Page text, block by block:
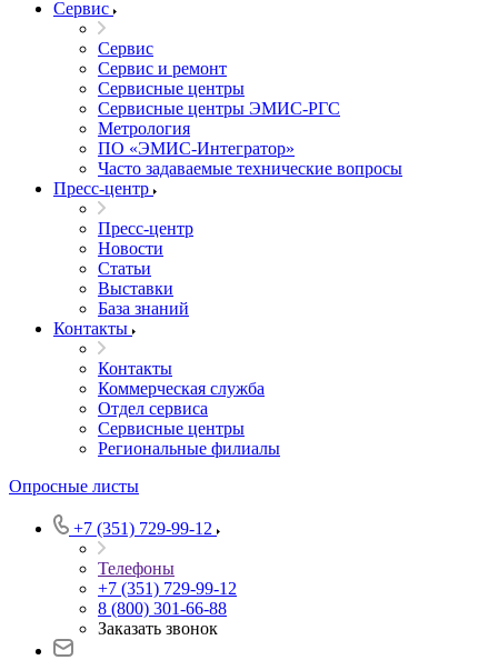
Сервис
Сервис
Сервис и ремонт
Сервисные центры
Сервисные центры ЭМИС-РГС
Метрология
ПО «ЭМИС-Интегратор»
Часто задаваемые технические вопросы
Пресс-центр
Пресс-центр
Новости
Статьи
Выставки
База знаний
Контакты
Контакты
Коммерческая служба
Отдел сервиса
Сервисные центры
Региональные филиалы
Опросные листы
+7 (351) 729-99-12
Телефоны
+7 (351) 729-99-12
8 (800) 301-66-88
Заказать звонок